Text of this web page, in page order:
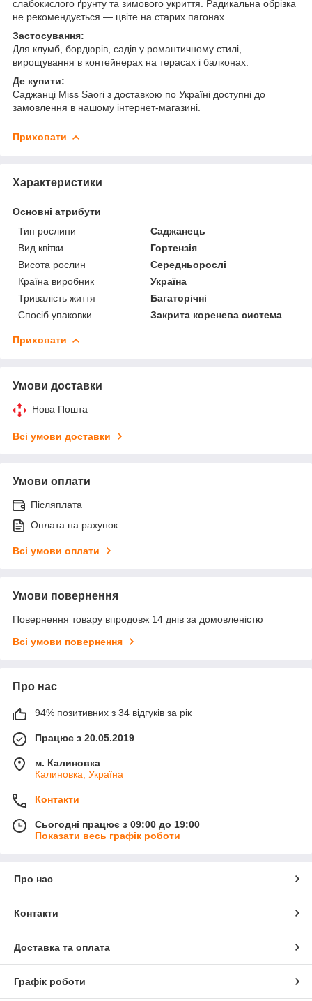
слабокислого ґрунту та зимового укриття. Радикальна обрізка
не рекомендується — цвіте на старих пагонах.
Застосування:
Для клумб, бордюрів, садів у романтичному стилі,
вирощування в контейнерах на терасах і балконах.
Де купити:
Саджанці Miss Saori з доставкою по Україні доступні до
замовлення в нашому інтернет-магазині.
Приховати
Характеристики
Основні атрибути
Тип рослини
Саджанець
Вид квітки
Гортензія
Висота рослин
Середньорослі
Країна виробник
Україна
Тривалість життя
Багаторічні
Спосіб упаковки
Закрита коренева система
Приховати
Умови доставки
Нова Пошта
Всі умови доставки
Умови оплати
Післяплата
Оплата на рахунок
Всі умови оплати
Умови повернення
Повернення товару впродовж 14 днів за домовленістю
Всі умови повернення
Про нас
94% позитивних з 34 відгуків за рік
Працює з 20.05.2019
м. Калиновка
Калиновка, Україна
Контакти
Сьогодні працює з 09:00 до 19:00
Показати весь графік роботи
Про нас
Контакти
Доставка та оплата
Графік роботи